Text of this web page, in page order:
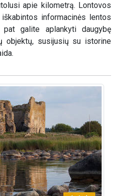
apie kilometrą. Lontovos
informacinės lentos
galite aplankyti daugybę
objektų, susijusių su istorine